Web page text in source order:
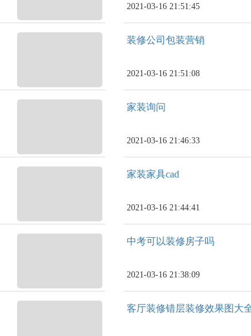
2021-03-16 21:51:45
装修公司包装营销
2021-03-16 21:51:08
家装询问
2021-03-16 21:46:33
家装家具cad
2021-03-16 21:44:41
中考可以装修房子吗
2021-03-16 21:38:09
客厅装修错层装修效果图大